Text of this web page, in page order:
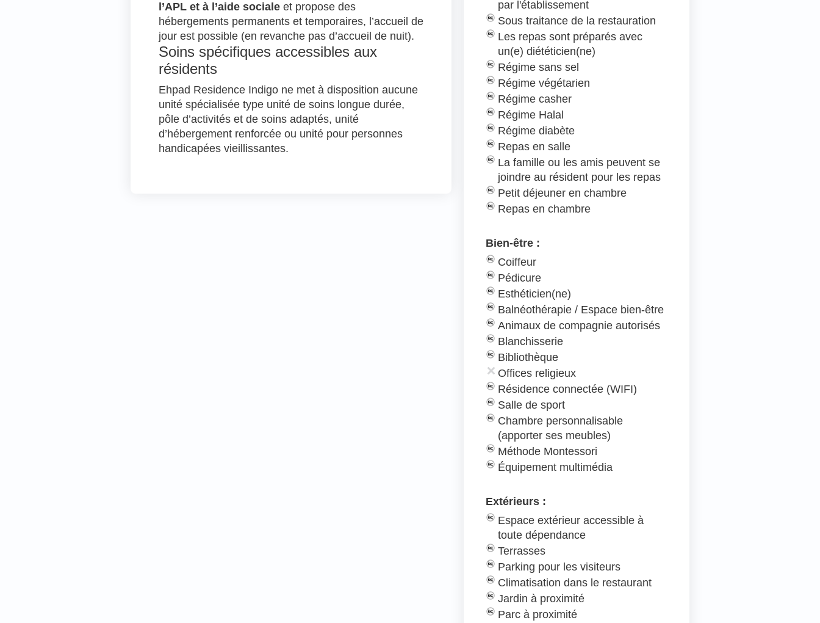
l’APL et à l’aide socialeet propose des
hébergements permanents et temporaires, l’accueil de
jour est possible (en revanche pas d’accueil de nuit).
Soins spécifiques accessibles aux
résidents
Ehpad Residence Indigo ne met à disposition aucune
unité spécialisée type unité de soins longue durée,
pôle d’activités et de soins adaptés, unité
d’hébergement renforcée ou unité pour personnes
handicapées vieillissantes.
par l'établissement
Sous traitance de la restauration
Les repas sont préparés avec
un(e) diététicien(ne)
Régime sans sel
Régime végétarien
Régime casher
Régime Halal
Régime diabète
Repas en salle
La famille ou les amis peuvent se
joindre au résident pour les repas
Petit déjeuner en chambre
Repas en chambre
Bien-être :
Coiffeur
Pédicure
Esthéticien(ne)
Balnéothérapie / Espace bien-être
Animaux de compagnie autorisés
Blanchisserie
Bibliothèque
Offices religieux
Résidence connectée (WIFI)
Salle de sport
Chambre personnalisable
(apporter ses meubles)
Méthode Montessori
Équipement multimédia
Extérieurs :
Espace extérieur accessible à
toute dépendance
Terrasses
Parking pour les visiteurs
Climatisation dans le restaurant
Jardin à proximité
Parc à proximité